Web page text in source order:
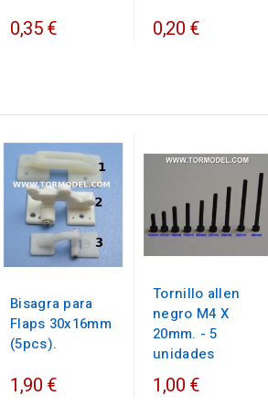
0,35 € 0,20 €
Bisagra para
Flaps 30x16mm
(5pcs).
1,90 €
Tornillo allen
negro M4 X
20mm. - 5
unidades
1,00 €